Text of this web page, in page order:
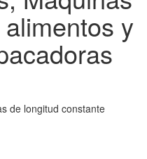
y
de longitud constante